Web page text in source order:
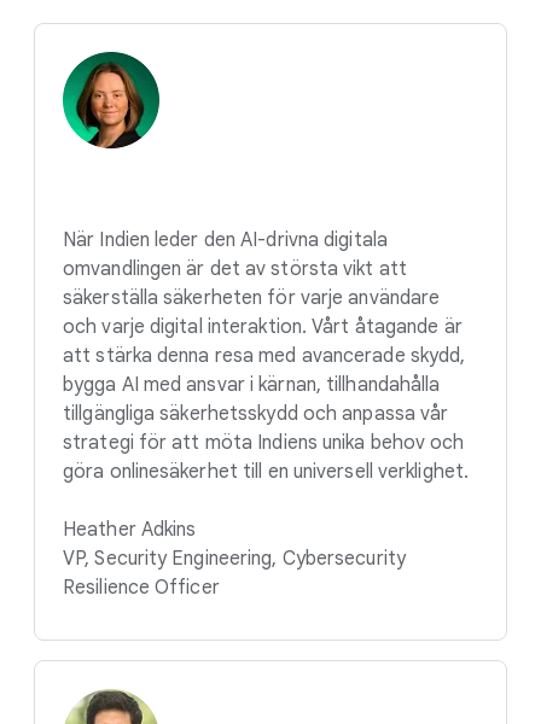
När Indien leder den AI-drivna digitala
omvandlingen är det av största vikt att
säkerställa säkerheten för varje användare
och varje digital interaktion. Vårt åtagande är
att stärka denna resa med avancerade skydd,
bygga AI med ansvar i kärnan, tillhandahålla
tillgängliga säkerhetsskydd och anpassa vår
strategi för att möta Indiens unika behov och
göra onlinesäkerhet till en universell verklighet.
Heather Adkins
VP, Security Engineering, Cybersecurity
Resilience Officer